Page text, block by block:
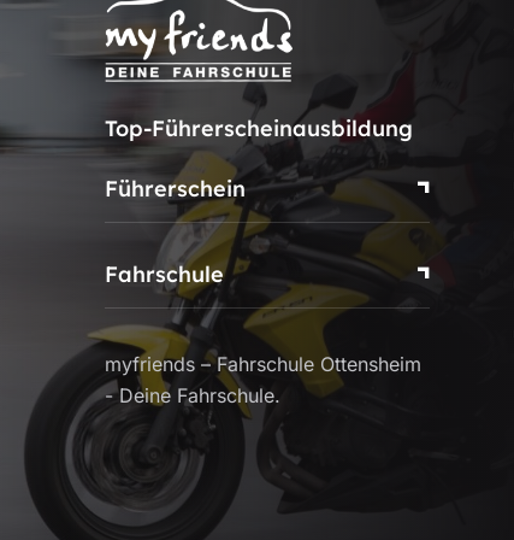
Top-Führerscheinausbildung
Führerschein
Fahrschule
myfriends – Fahrschule Ottensheim
- Deine Fahrschule.